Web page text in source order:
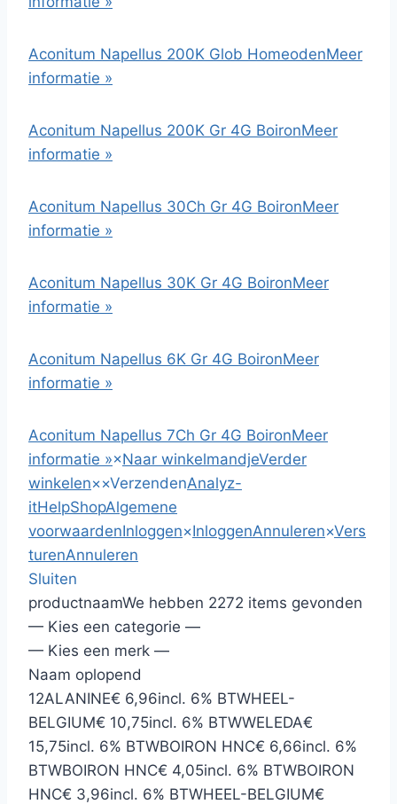
Aconitum Napellus 200K Glob HomeodenMeer
informatie »
Aconitum Napellus 200K Gr 4G BoironMeer
informatie »
Aconitum Napellus 30Ch Gr 4G BoironMeer
informatie »
Aconitum Napellus 30K Gr 4G BoironMeer
informatie »
Aconitum Napellus 6K Gr 4G BoironMeer
informatie »
Aconitum Napellus 7Ch Gr 4G BoironMeer
informatie »×Naar winkelmandjeVerder
winkelen××VerzendenAnalyz-
itHelpShopAlgemene
voorwaardenInloggen×InloggenAnnuleren×Vers
turenAnnuleren
Sluiten
productnaamWe hebben 2272 items gevonden
— Kies een categorie —
— Kies een merk —
Naam oplopend
12ALANINE€ 6,96incl. 6% BTWHEEL-
BELGIUM€ 10,75incl. 6% BTWWELEDA€
15,75incl. 6% BTWBOIRON HNC€ 6,66incl. 6%
BTWBOIRON HNC€ 4,05incl. 6% BTWBOIRON
HNC€ 3,96incl. 6% BTWHEEL-BELGIUM€